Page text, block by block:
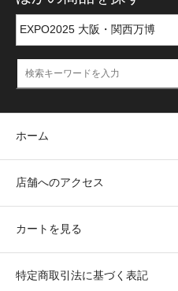
ホーム
店舗へのアクセス
カートを見る
特定商取引法に基づく表記